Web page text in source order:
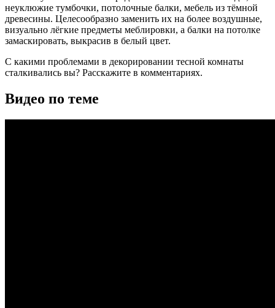
неуклюжие тумбочки, потолочные балки, мебель из тёмной
древесины. Целесообразно заменить их на более воздушные,
визуально лёгкие предметы меблировки, а балки на потолке
замаскировать, выкрасив в белый цвет.
С какими проблемами в декорировании тесной комнаты
сталкивались вы? Расскажите в комментариях.
Видео по теме